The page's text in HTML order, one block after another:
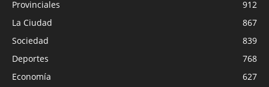
Provinciales
912
La Ciudad
867
Sociedad
839
Deportes
768
Economía
627